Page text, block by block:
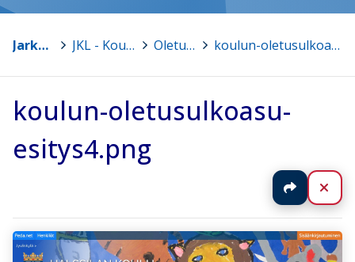
Jarkko Lampinen > JKL - Koulujen kotisivumallit > Oletusvaihtoehdot > koulun-oletusulkoasu-esitys4.png
koulun-oletusulkoasu-
esitys4.png
Jaa